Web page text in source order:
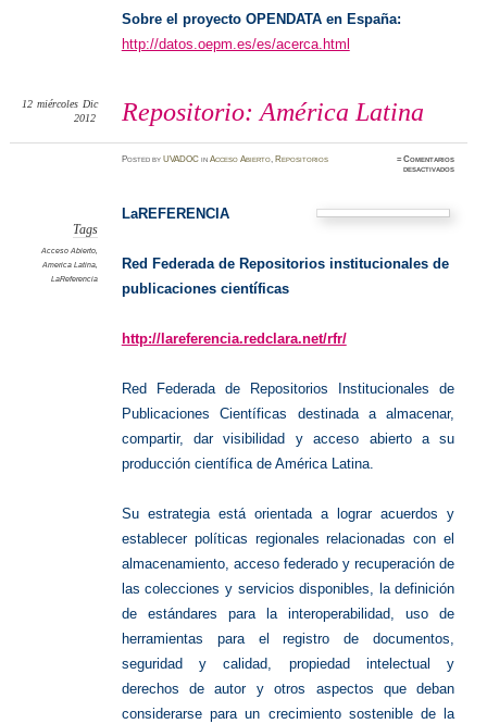
Sobre el proyecto OPENDATA en España:
http://datos.oepm.es/es/acerca.html
Repositorio: América Latina
12 miércoles Dic
2012
PostedbyUVADOC inAcceso Abierto, Repositorios ≈Comentarios
desactivadosen
Tags
Acceso Abierto,
America Latina,
LaReferencia
LaREFERENCIA
Red Federada de Repositorios institucionales de
publicaciones científicas
http://lareferencia.redclara.net/rfr/
Red Federada de Repositorios Institucionales de
Publicaciones Científicas destinada a almacenar,
compartir, dar visibilidad y acceso abierto a su
producción científica de América Latina.
Su estrategia está orientada a lograr acuerdos y
establecer políticas regionales relacionadas con el
almacenamiento, acceso federado y recuperación de
las colecciones y servicios disponibles, la definición
de estándares para la interoperabilidad, uso de
herramientas para el registro de documentos,
seguridad y calidad, propiedad intelectual y
derechos de autor y otros aspectos que deban
considerarse para un crecimiento sostenible de la